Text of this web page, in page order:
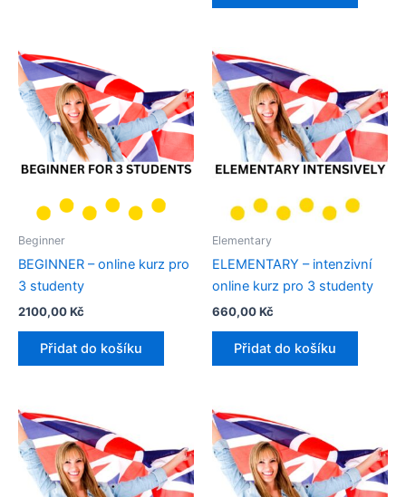
Beginner
BEGINNER – online kurz pro
3 studenty​
2100,00Kč
Přidat do košíku
Elementary
ELEMENTARY – intenzivní
online kurz pro 3 studenty​
660,00Kč
Přidat do košíku